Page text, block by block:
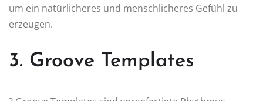
um ein natürlicheres und menschlicheres Gefühl zu
erzeugen.
3. Groove Templates